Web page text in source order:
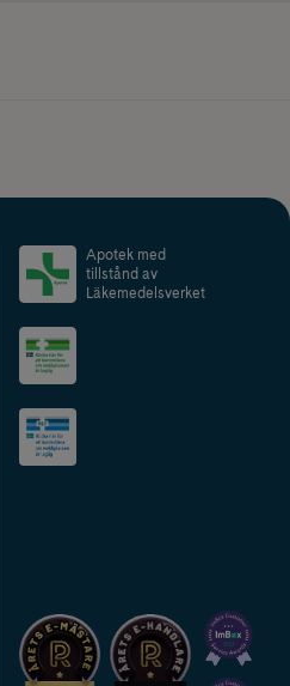
Apotek med
tillstånd av
Läkemedelsverket